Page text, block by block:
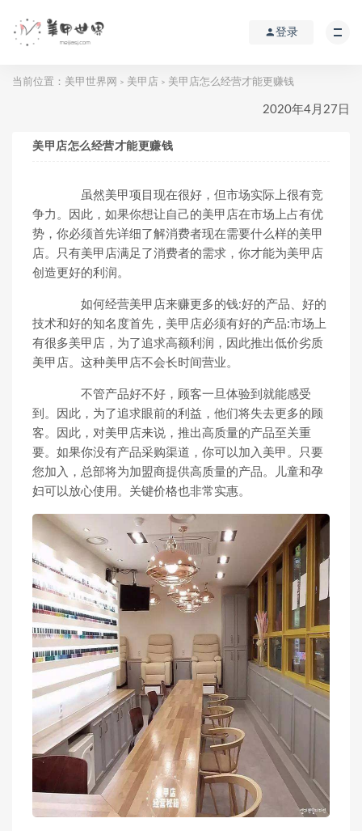
登录
当前位置： 美甲世界网 > 美甲店 > 美甲店怎么经营才能更赚钱
2020年4月27日
美甲店怎么经营才能更赚钱
虽然美甲项目现在很好，但市场实际上很有竞
争力。因此，如果你想让自己的美甲店在市场上占有优
势，你必须首先详细了解消费者现在需要什么样的美甲
店。只有美甲店满足了消费者的需求，你才能为美甲店
创造更好的利润。
如何经营美甲店来赚更多的钱:好的产品、好的
技术和好的知名度首先，美甲店必须有好的产品:市场上
有很多美甲店，为了追求高额利润，因此推出低价劣质
美甲店。这种美甲店不会长时间营业。
不管产品好不好，顾客一旦体验到就能感受
到。因此，为了追求眼前的利益，他们将失去更多的顾
客。因此，对美甲店来说，推出高质量的产品至关重
要。如果你没有产品采购渠道，你可以加入美甲。只要
您加入，总部将为加盟商提供高质量的产品。儿童和孕
妇可以放心使用。关键价格也非常实惠。